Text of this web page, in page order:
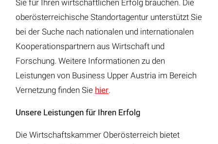
Sie für Ihren wirtschaftlichen Erfolg brauchen. Die
oberösterreichische Standortagentur unterstützt Sie
bei der Suche nach nationalen und internationalen
Kooperationspartnern aus Wirtschaft und
Forschung. Weitere Informationen zu den
Leistungen von Business Upper Austria im Bereich
Vernetzung finden Sie hier.
Unsere Leistungen für Ihren Erfolg
Die Wirtschaftskammer Oberösterreich bietet